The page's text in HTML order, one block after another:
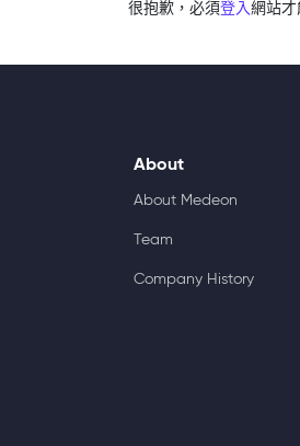
很抱歉，必須登入網站才
About
About Medeon
Team
Company History